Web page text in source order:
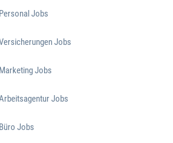
Personal Jobs
Jobs
Marketing Jobs
Jobs
Büro Jobs